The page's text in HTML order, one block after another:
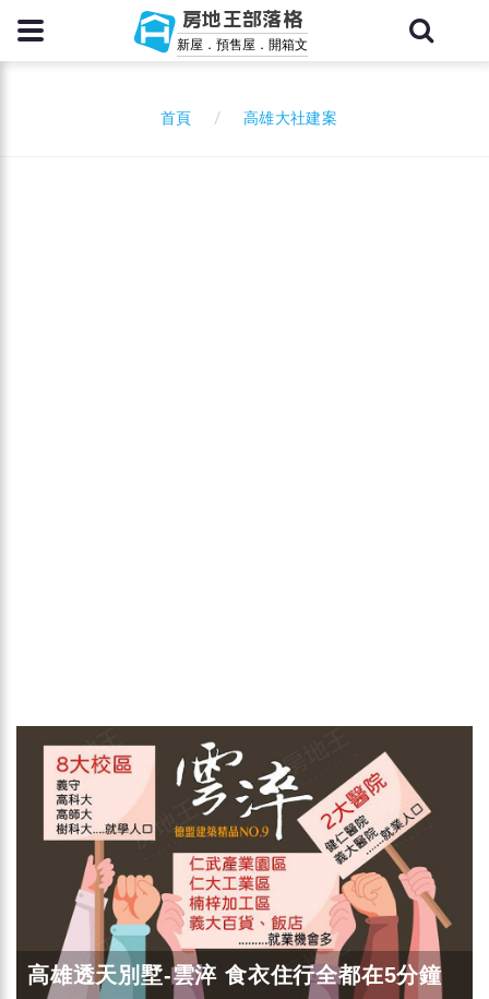
房地王部落格
新屋．預售屋．開箱文
首頁 高雄大社建案
高雄透天別墅-雲淬 食衣住行全都在5分鐘